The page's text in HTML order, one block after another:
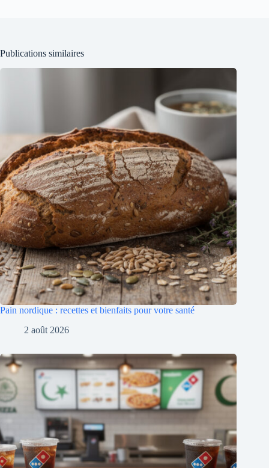
Publications similaires
Pain nordique : recettes et bienfaits pour votre santé
2 août 2026